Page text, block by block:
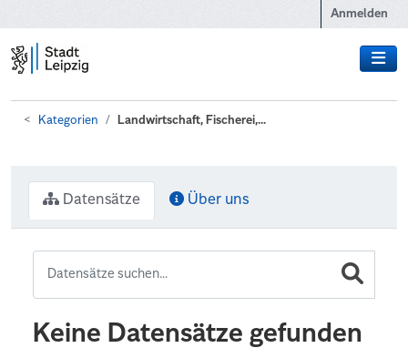
Anmelden
Kategorien Landwirtschaft, Fischerei,...
Datensätze Über uns
Keine Datensätze gefunden